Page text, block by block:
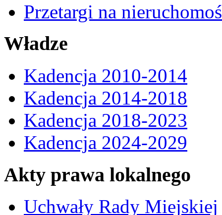
Przetargi na
Władze
Kadencja 2010-2014
Kadencja 2014-2018
Kadencja 2018-2023
Kadencja 2024-2029
Akty prawa lokalnego
Uchwały Rady Miejskiej